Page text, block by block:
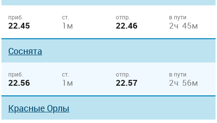
приб.
22.45
ст.
1м
отпр.
22.46
в пути
2ч 45м
Соснята
приб.
22.56
ст.
1м
отпр.
22.57
в пути
2ч 56м
Красные Орлы